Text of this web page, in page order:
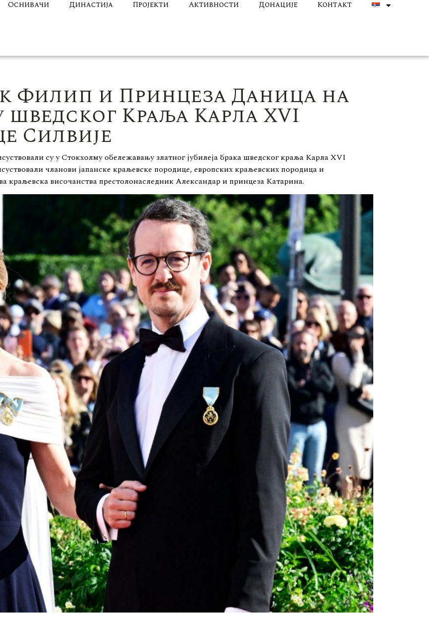
Оснивачи Династија Пројекти Активности Донације Контакт
Филип и Принцеза Даница на
шведског Краља Карла XVI
Силвије
су у Стокхолму обележавању златног јубилеја брака шведског краља Карла XVI
чланови јапанске краљевске породице, европских краљевских породица и
краљевска височанства престолонаследник Александар и принцеза Катарина.